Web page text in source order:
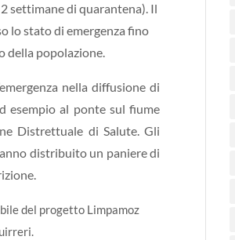
settimane di quarantena). Il
lo stato di emergenza fino
della popolazione.
nella diffusione di
esempio al ponte sul fiume
Distrettuale di Salute. Gli
distribuito un paniere di
del progetto Limpamoz